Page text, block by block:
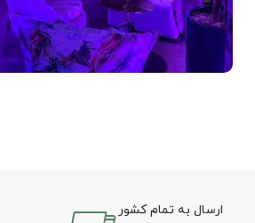
ارسال به تمام کشور